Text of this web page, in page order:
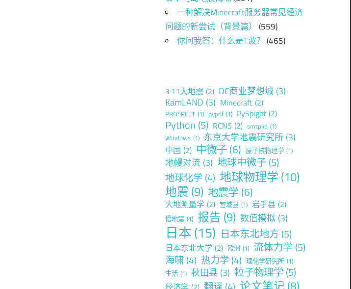
一种解决Minecraft服务器常见经济
问题的新尝试（背景篇） (559)
你问我答：什么是T波？ (465)
3·11大地震 (2) DC商业梦想城 (3)
KamLAND (3) Minecraft (2)
PROSPECT (1) pypdf (1) PySpigot (2)
Python (5) RCNS (2) smtplib (1)
Windows (1) 东京大学地震研究所 (3)
中国 (2) 中微子 (6) 原子核物理学 (1)
地幔对流 (3) 地球中微子 (5)
地球化学 (4) 地球物理学(10)
地震(9) 地震学 (6)
大地测量学 (2) 宫城县 (1) 岩手县 (2)
慢地震 (1) 报告(9) 数值模拟 (3)
日本(15) 日本东北地方 (5)
日本东北大学 (2) 欧洲 (1) 流体力学 (5)
海啸 (4) 热力学 (4) 理化学研究所 (1)
生活 (1) 秋田县 (3) 粒子物理学 (5)